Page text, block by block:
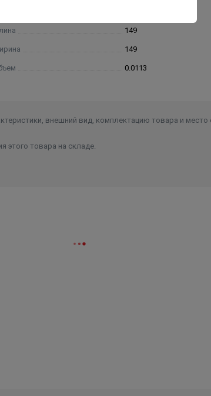
149
149
0.0113
внешний вид, комплектацию товара и место
этого товара на складе.